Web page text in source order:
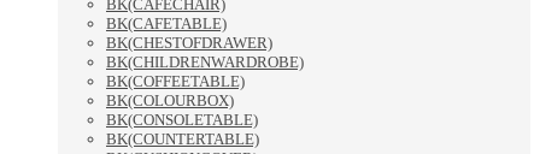
BK(CAFECHAIR)
BK(CAFETABLE)
BK(CHESTOFDRAWER)
BK(CHILDRENWARDROBE)
BK(COFFEETABLE)
BK(COLOURBOX)
BK(CONSOLETABLE)
BK(COUNTERTABLE)